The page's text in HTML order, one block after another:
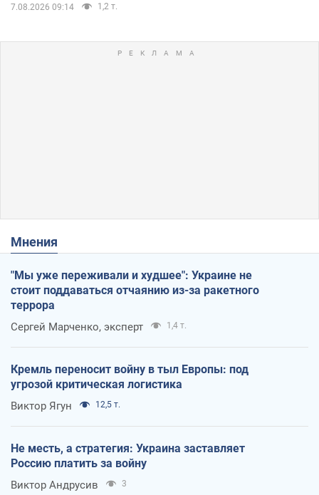
7.08.2026 09:14 1,2 т.
Мнения
"Мы уже переживали и худшее": Украине не
стоит поддаваться отчаянию из-за ракетного
террора
Сергей Марченко, эксперт 1,4 т.
Кремль переносит войну в тыл Европы: под
угрозой критическая логистика
Виктор Ягун 12,5 т.
Не месть, а стратегия: Украина заставляет
Россию платить за войну
Виктор Андрусив 3